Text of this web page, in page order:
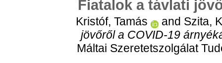
Fiatalok a távlati
Kristóf, Tamás and Szita,
jövőről a COVID-19
Máltai Szeretetszolgálat